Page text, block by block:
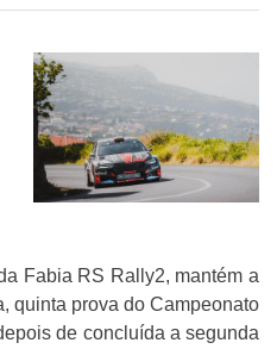
Fabia RS Rally2, mantém a
quinta prova do Campeonato
de concluída a segunda